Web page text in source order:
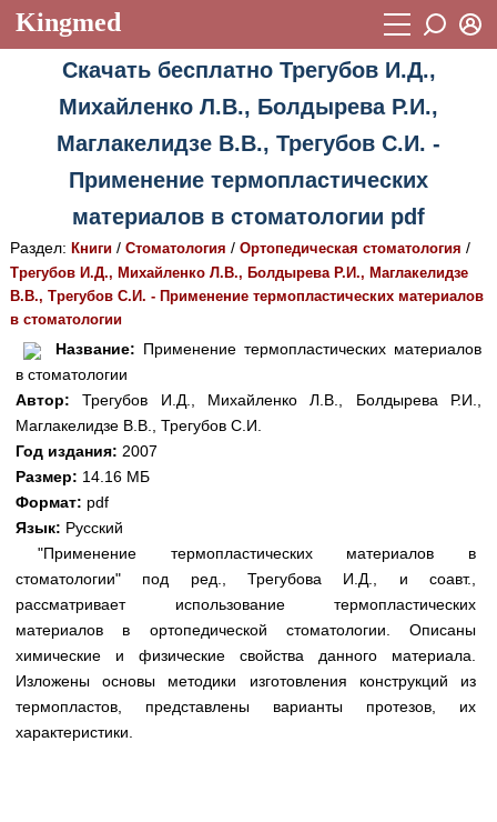
Kingmed
Учебный материал
Видеогалерея 899
Лекции и презентации 2474
Аккредитационные тесты (6)
Научно-популярное
Статьи
Новости
Медицинская стандартизация
Нормативы экстренной и неотложной помощи
Нормы лабораторных и инструментальных
исследований
Обратная связь
Добавить материал
FAQ
Восстановить пароль
Регистрация
Вход
Скачать бесплатно Трегубов И.Д.,
Михайленко Л.В., Болдырева Р.И.,
Маглакелидзе В.В., Трегубов С.И. -
Применение термопластических
материалов в стоматологии pdf
Раздел: Книги/ Стоматология / Ортопедическая стоматология /
Трегубов И.Д., Михайленко Л.В., Болдырева Р.И., Маглакелидзе
В.В., Трегубов С.И. - Применение термопластических материалов
в стоматологии
Название: Применение термопластических материалов
в стоматологии
Автор: Трегубов И.Д., Михайленко Л.В., Болдырева Р.И.,
Маглакелидзе В.В., Трегубов С.И.
Год издания: 2007
Размер: 14.16 МБ
Формат: pdf
Язык: Русский
"Применение термопластических материалов в
стоматологии" под ред., Трегубова И.Д., и соавт.,
рассматривает использование термопластических
материалов в ортопедической стоматологии. Описаны
химические и физические свойства данного материала.
Изложены основы методики изготовления конструкций из
термопластов, представлены варианты протезов, их
характеристики.